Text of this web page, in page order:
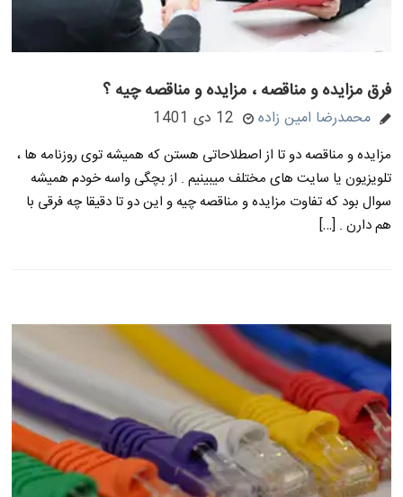
فرق مزایده و مناقصه ، مزایده و مناقصه چیه ؟
محمدرضا امین زاده 12 دی 1401
مزایده و مناقصه دو تا از اصطلاحاتی هستن که همیشه توی روزنامه ها ،
تلویزیون یا سایت های مختلف میبینیم . از بچگی واسه خودم همیشه
سوال بود که تفاوت مزایده و مناقصه چیه و این دو تا دقیقا چه فرقی با
هم دارن . […]